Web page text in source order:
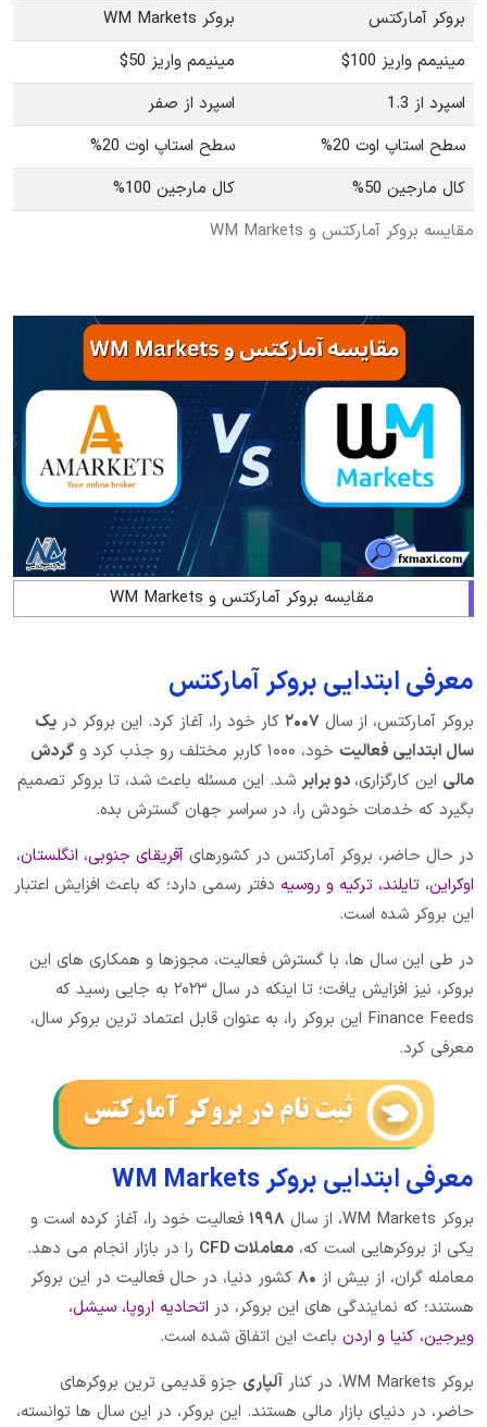
مقایسه بروکر آمارکتس و WM Markets
بروکر آمارکتس
بروکر WM Markets
مینیمم واریز 100$
مینیمم واریز 50$
اسپرد از 1.3
اسپرد از صفر
سطح استاپ اوت 20%
سطح استاپ اوت 20%
کال مارجین 50%
کال مارجین 100%
مقایسه بروکر آمارکتس و WM Markets
معرفی ابتدایی بروکر آمارکتس
بروکر آمارکتس، از سال ۲۰۰۷ کار خود را، آغاز کرد. این بروکر در یک
سال ابتدایی فعالیت خود، ۱۰۰۰ کاربر مختلف رو جذب کرد و
گردش
مالی این کارگزاری، دو برابر شد. این مسئله باعث شد، تا بروکر تصمیم
بگیرد که خدمات خودش را، در سراسر جهان گسترش بده.
در حال حاضر، بروکر آمارکتس در کشورهای آفریقای جنوبی، انگلستان،
اوکراین، تایلند، ترکیه و روسیه دفتر رسمی دارد؛ که باعث افزایش اعتبار
این بروکر شده است.
در طی این سال ها، با گسترش فعالیت، مجوزها و همکاری های این
بروکر، نیز افزایش یافت؛ تا اینکه در سال ۲۰۲۳ به جایی رسید که
Finance Feeds این بروکر را، به عنوان قابل اعتماد ترین بروکر سال،
معرفی کرد.
معرفی ابتدایی بروکر WM Markets
بروکر WM Markets، از سال ۱۹۹۸ فعالیت خود را، آغاز کرده است و
یکی از بروکرهایی است که، معاملات CFD
را در بازار انجام می دهد.
معامله گران، از بیش از ۸۰ کشور دنیا، در حال فعالیت در این بروکر
هستند؛ که نمایندگی های این بروکر، در اتحادیه اروپا، سیشل،
ویرجین، کنیا و اردن باعث این اتفاق شده است.
بروکر WM Markets، در کنار
آلپاری جزو قدیمی ترین بروکرهای
حاضر، در دنیای بازار مالی هستند. این بروکر، در این سال ها توانسته،